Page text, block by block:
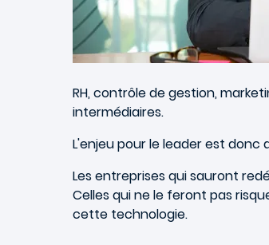
RH, contrôle de gestion,
intermédiaires.
L'enjeu pour le leader est donc
Les entreprises qui sauront
Celles qui ne le feront pas
cette technologie.